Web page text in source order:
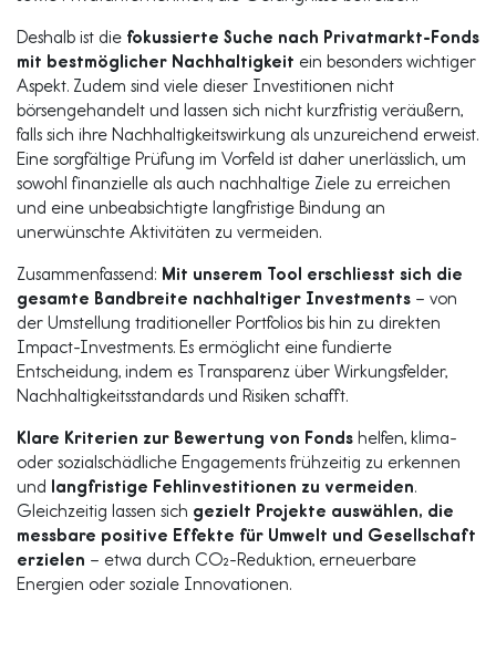
Deshalb ist die fokussierte Suche nach Privatmarkt-Fonds
mit bestmöglicher Nachhaltigkeit ein besonders wichtiger
Aspekt. Zudem sind viele dieser Investitionen nicht
börsengehandelt und lassen sich nicht kurzfristig veräußern,
falls sich ihre Nachhaltigkeitswirkung als unzureichend erweist.
Eine sorgfältige Prüfung im Vorfeld ist daher unerlässlich, um
sowohl finanzielle als auch nachhaltige Ziele zu erreichen
und eine unbeabsichtigte langfristige Bindung an
unerwünschte Aktivitäten zu vermeiden.
Zusammenfassend: Mit unserem Tool erschliesst sich die
gesamte Bandbreite nachhaltiger Investments – von
der Umstellung traditioneller Portfolios bis hin zu direkten
Impact-Investments. Es ermöglicht eine fundierte
Entscheidung, indem es Transparenz über Wirkungsfelder,
Nachhaltigkeitsstandards und Risiken schafft.
Klare Kriterien zur Bewertung von Fonds helfen, klima-
oder sozialschädliche Engagements frühzeitig zu erkennen
und langfristige Fehlinvestitionen zu vermeiden.
Gleichzeitig lassen sich gezielt Projekte auswählen, die
messbare positive Effekte für Umwelt und Gesellschaft
erzielen – etwa durch CO₂-Reduktion, erneuerbare
Energien oder soziale Innovationen.